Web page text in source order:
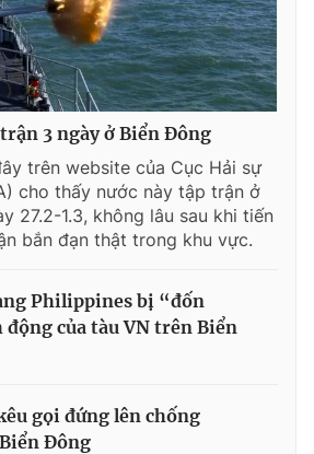
3 ngày ở Biển Đông
trên website của Cục Hải sự
cho thấy nước này tập trận ở
27.2-1.3, không lâu sau khi tiến
bắn đạn thật trong khu vực.
Philippines bị “đốn
của tàu VN trên Biển
gọi đứng lên chống
Đông